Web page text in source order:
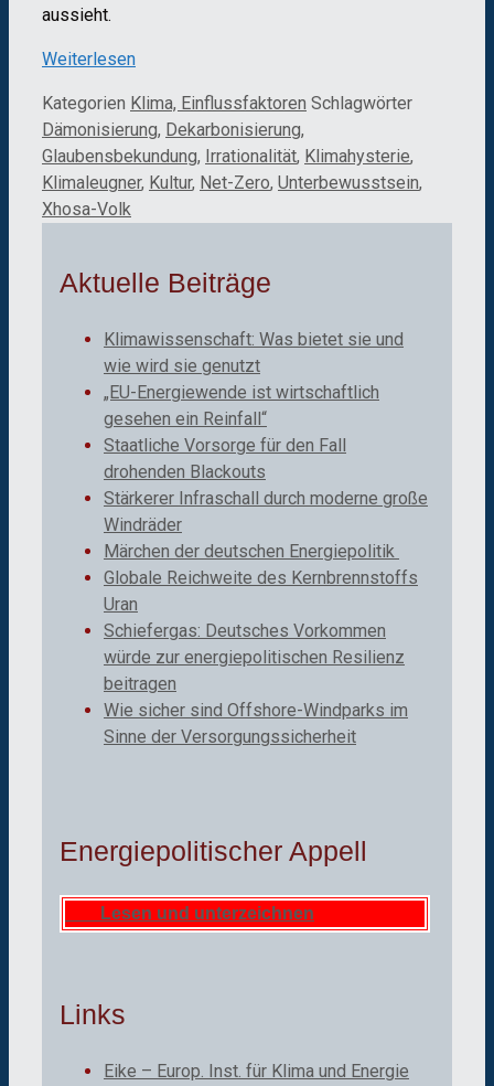
aussieht.
Weiterlesen
Kategorien Klima, Einflussfaktoren Schlagwörter
Dämonisierung, Dekarbonisierung,
Glaubensbekundung, Irrationalität, Klimahysterie,
Klimaleugner, Kultur, Net-Zero, Unterbewusstsein,
Xhosa-Volk
Aktuelle Beiträge
Klimawissenschaft: Was bietet sie und
wie wird sie genutzt
„EU-Energiewende ist wirtschaftlich
gesehen ein Reinfall“
Staatliche Vorsorge für den Fall
drohenden Blackouts
Stärkerer Infraschall durch moderne große
Windräder
Märchen der deutschen Energiepolitik
Globale Reichweite des Kernbrennstoffs
Uran
Schiefergas: Deutsches Vorkommen
würde zur energiepolitischen Resilienz
beitragen
Wie sicher sind Offshore-Windparks im
Sinne der Versorgungssicherheit
Energiepolitischer Appell
Lesen und unterzeichnen
Links
Eike – Europ. Inst. für Klima und Energie